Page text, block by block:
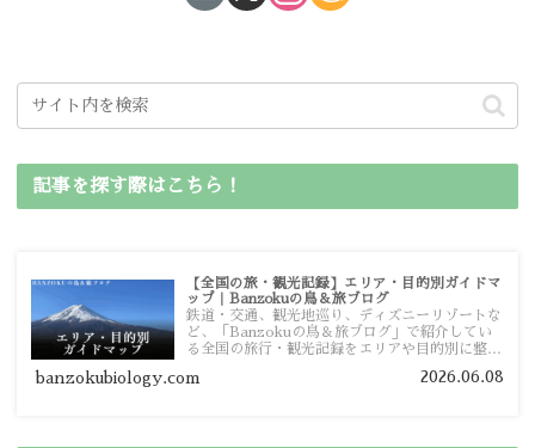
記事を探す際はこちら！
【全国の旅・観光記録】エリア・目的別ガイドマ
ップ｜Banzokuの鳥＆旅ブログ
鉄道・交通、観光地巡り、ディズニーリゾートな
ど、「Banzokuの鳥＆旅ブログ」で紹介してい
る全国の旅行・観光記録をエリアや目的別に整理
ガイドマップからスムーズに見つけていただけま
banzokubiology.com 2026.06.08